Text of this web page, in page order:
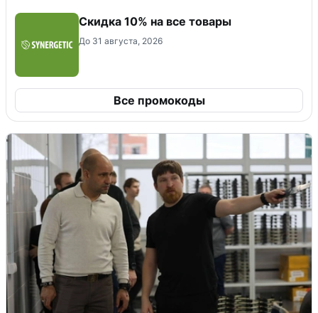
Скидка 10% на все товары
До 31 августа, 2026
Все промокоды